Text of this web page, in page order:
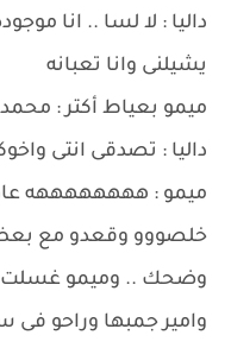
داليا : لا لسا .. انا
يشيلنى وانا تعبانه
ميمو بعياط أكتر : محمد
داليا : تصدقى انتى
ميمو : ههههههههه
خلصووو وقعدو مع بعض
وضحك .. وميمو غسلت
وامير جمبها وراحو فى